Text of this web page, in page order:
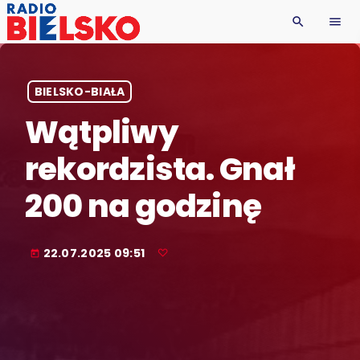
search menu
BIELSKO-BIAŁA
Wątpliwy
rekordzista. Gnał
200 na godzinę
today 22.07.2025 09:51